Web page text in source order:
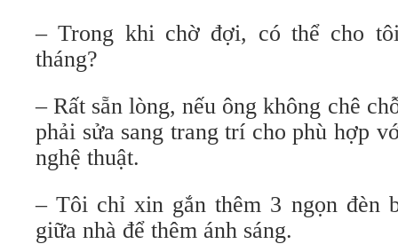
– Trong khi chờ đợi, có thể cho
tháng?
– Rất sẵn lòng, nếu ông không chê
phải sửa sang trang trí cho phù hợp
nghệ thuật.
– Tôi chỉ xin gắn thêm 3 ngọn đèn
giữa nhà để thêm ánh sáng.